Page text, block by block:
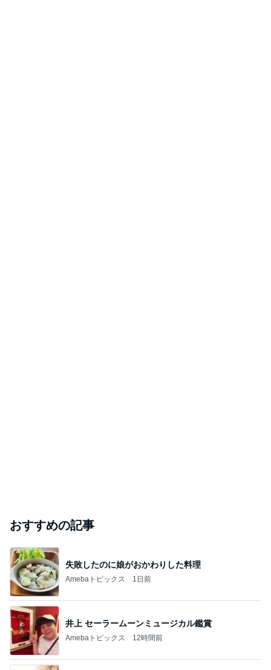
おすすめの記事
失敗したのに娘がおかわりした料理
Amebaトピックス 1日前
井上 セーラームーンミュージカル鑑賞
Amebaトピックス 12時間前